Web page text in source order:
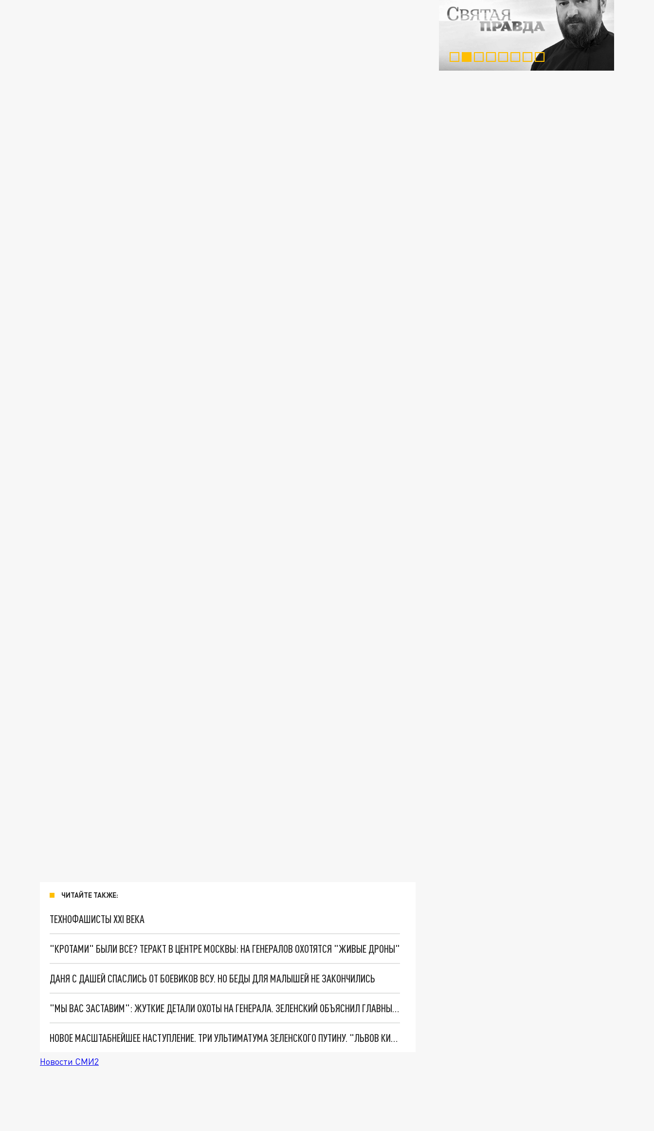
ЧИТАЙТЕ ТАКЖЕ:
ТЕХНОФАШИСТЫ XXI ВЕКА
"КРОТАМИ" БЫЛИ ВСЕ? ТЕРАКТ В ЦЕНТРЕ МОСКВЫ: НА ГЕНЕРАЛОВ ОХОТЯТСЯ "ЖИВЫЕ ДРОНЫ"
ДАНЯ С ДАШЕЙ СПАСЛИСЬ ОТ БОЕВИКОВ ВСУ. НО БЕДЫ ДЛЯ МАЛЫШЕЙ НЕ ЗАКОНЧИЛИСЬ
"МЫ ВАС ЗАСТАВИМ": ЖУТКИЕ ДЕТАЛИ ОХОТЫ НА ГЕНЕРАЛА. ЗЕЛЕНСКИЙ ОБЪЯСНИЛ ГЛАВНЫЙ СМЫСЛ ТЕРАКТА В ЦЕНТРЕ МОСКВЫ
НОВОЕ МАСШТАБНЕЙШЕЕ НАСТУПЛЕНИЕ. ТРИ УЛЬТИМАТУМА ЗЕЛЕНСКОГО ПУТИНУ. "ЛЬВОВ КИМА" ПОСТАВЯТ НА ПВО? ГЛОБАЛЬНЫЙ ПРОРЫВ ПОД ЗАПОРОЖЬЕМ
Новости СМИ2